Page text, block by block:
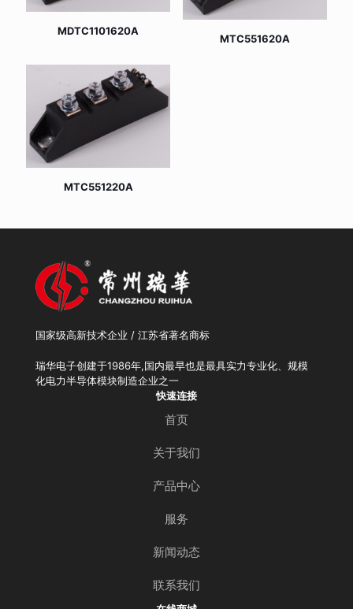
MDTC1101620A
MTC551620A
MTC551220A
国家级高新技术企业 / 江苏省著名商标
瑞华电子创建于1986年,国内最早也是最具实力专业化、规模
化电力半导体模块制造企业之一
快速连接
首页
关于我们
产品中心
服务
新闻动态
联系我们